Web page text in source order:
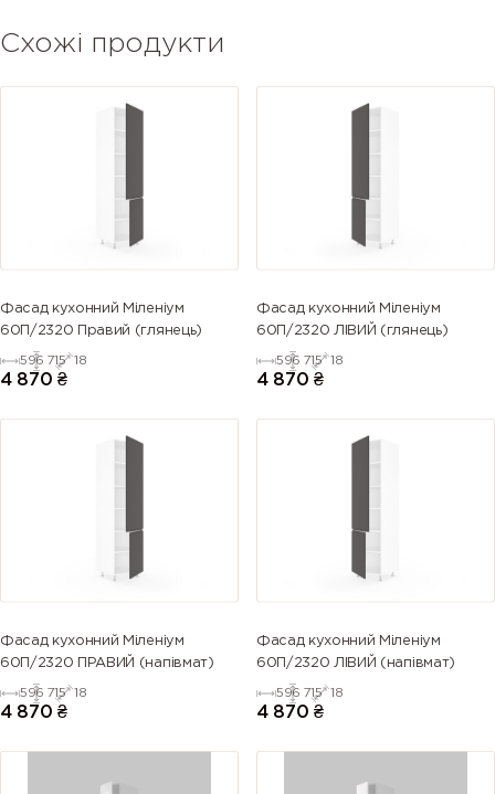
Схожі продукти
Фасад кухонний Міленіум
60П/2320 Правий (глянець)
596 715 18
4 870 ₴
Фасад кухонний Міленіум
60П/2320 ЛІВИЙ (глянець)
596 715 18
4 870 ₴
Фасад кухонний Міленіум
60П/2320 ПРАВИЙ (напівмат)
596 715 18
4 870 ₴
Фасад кухонний Міленіум
60П/2320 ЛІВИЙ (напівмат)
596 715 18
4 870 ₴